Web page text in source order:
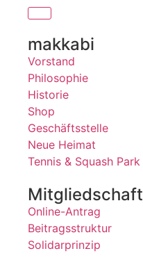
makkabi
Vorstand
Philosophie
Historie
Shop
Geschäftsstelle
Neue Heimat
Tennis & Squash Park
Mitgliedschaft
Online-Antrag
Beitragsstruktur
Solidarprinzip